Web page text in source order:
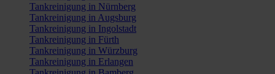
Tankreinigung in Nürnberg
Tankreinigung in Augsburg
Tankreinigung in Ingolstadt
Tankreinigung in Fürth
Tankreinigung in Würzburg
Tankreinigung in Erlangen